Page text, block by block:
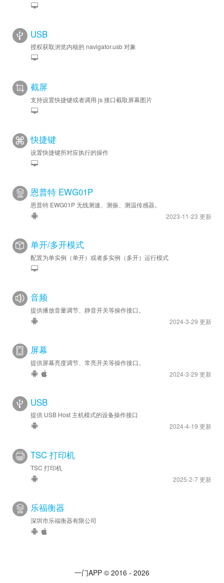
USB
授权获取浏览内核的 navigator.usb 对象
截屏
支持设置快捷键或者调用 js 接口截取屏幕图片
快捷键
设置快捷键所对应执行的操作
恩普特 EWG01P
恩普特 EWG01P 无线测速、测振、测温传感器。
2023-11-23 更新
单开/多开模式
配置为单实例（单开）或者多实例（多开）运行模式
音频
提供播放音量调节、静音开关等操作接口。
2024-3-29 更新
屏幕
提供屏幕亮度调节、常亮开关等操作接口。
2024-3-29 更新
USB
提供 USB Host 主机模式的设备操作接口
2024-4-19 更新
TSC 打印机
TSC 打印机
2025-2-7 更新
乐福衡器
深圳市乐福衡器有限公司
一门APP © 2016 - 2026